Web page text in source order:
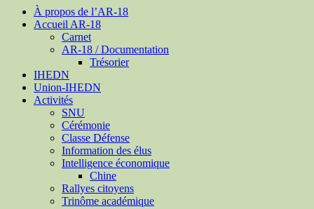
À propos de l’AR-18
Accueil AR-18
Carnet
AR-18 / Documentation
Trésorier
IHEDN
Union-IHEDN
Activités
SNU
Cérémonie
Classe Défense
Information des élus
Intelligence économique
Chine
Rallyes citoyens
Trinôme académique